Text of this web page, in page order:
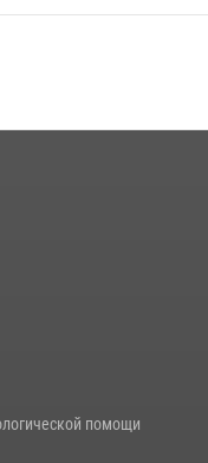
от
Всероссийского
помощи